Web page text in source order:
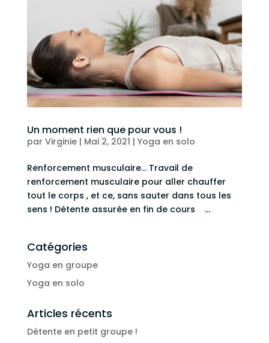
Un moment rien que pour vous !
par Virginie| Mai 2, 2021 | Yoga en solo
Renforcement musculaire… Travail de
renforcement musculaire pour aller chauffer
tout le corps , et ce, sans sauter dans tous les
sens ! Détente assurée en fin de cours ...
Catégories
Yoga en groupe
Yoga en solo
Articles récents
Détente en petit groupe !